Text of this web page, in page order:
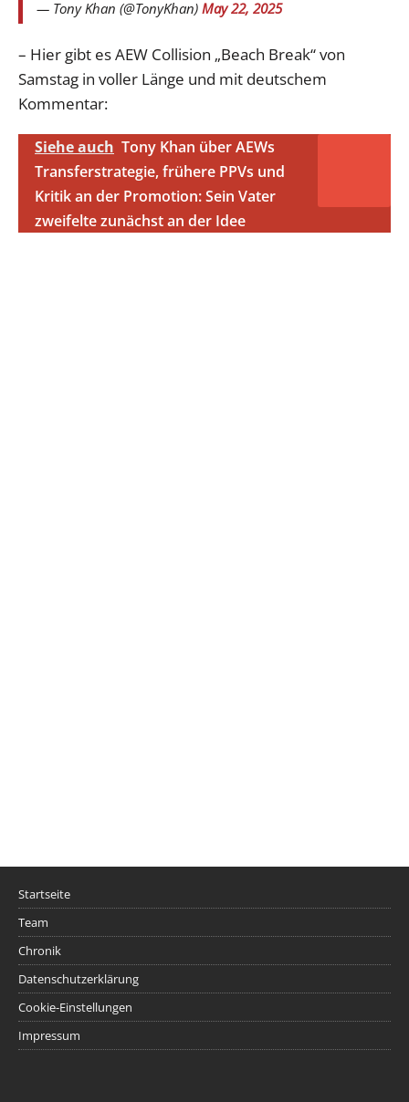
— Tony Khan (@TonyKhan) May 22, 2025
– Hier gibt es AEW Collision „Beach Break“ von
Samstag in voller Länge und mit deutschem
Kommentar:
Siehe auch Tony Khan über AEWs
Transferstrategie, frühere PPVs und
Kritik an der Promotion: Sein Vater
zweifelte zunächst an der Idee
Startseite
Team
Chronik
Datenschutzerklärung
Cookie-Einstellungen
Impressum